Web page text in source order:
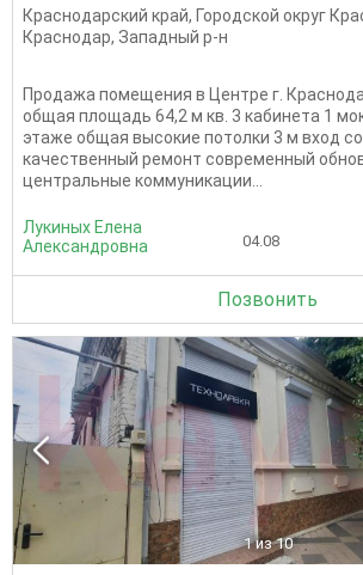
Краснодарский край, Городской округ
Краснодар, Западный р-н
Продажа помещения в Центре г.
общая площадь 64,2 м кв. 3 кабинета 1
этаже общая высокие потолки 3 м вход
качественный ремонт современный
центральные коммуникации...
Лукиных Елена
Александровна
04.08
Позвонить
1 из 10